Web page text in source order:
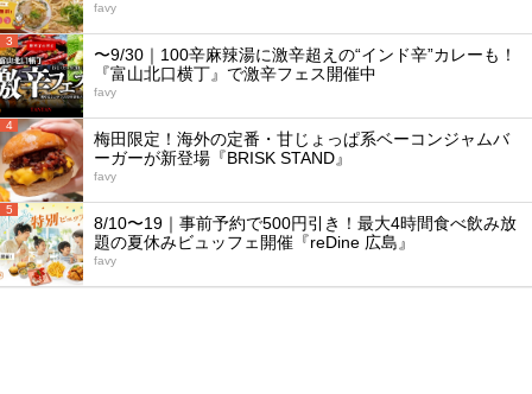
favy
3
〜9/30｜100辛麻辣湯に激辛超えの“インド辛”カレーも！
『富山北口横丁』で激辛フェス開催中
favy
4
梅田限定！海外の定番・甘じょっぱ系ベーコンジャムバ
ーガーが新登場『BRISK STAND』
favy
5
8/10〜19｜事前予約で500円引き！最大4時間食べ飲み放
題の夏休みビュッフェ開催『reDine 広島』
favy